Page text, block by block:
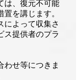
は、復元不可能
を講じます。
によって収集さ
ス提供者のプラ
わせ等につきま